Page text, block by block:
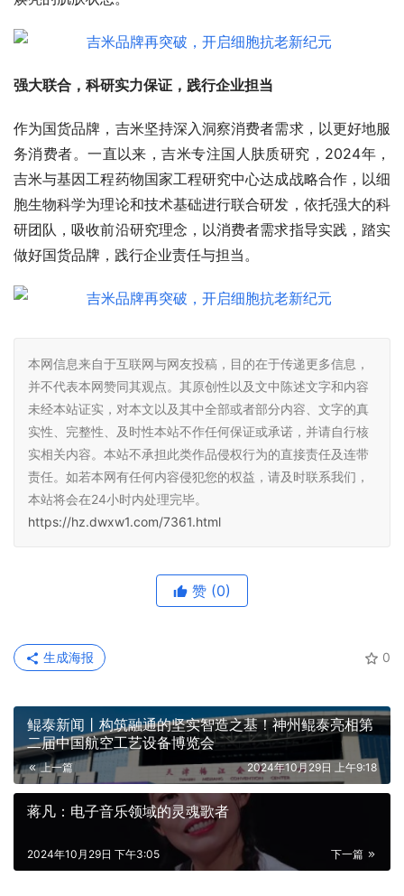
强大联合，科研实力保证，践行企业担当
作为国货品牌，吉米坚持深入洞察消费者需求，以更好地服
务消费者。一直以来，吉米专注国人肤质研究，2024年，
吉米与基因工程药物国家工程研究中心达成战略合作，以细
胞生物科学为理论和技术基础进行联合研发，依托强大的科
研团队，吸收前沿研究理念，以消费者需求指导实践，踏实
做好国货品牌，践行企业责任与担当。
本网信息来自于互联网与网友投稿，目的在于传递更多信息，
并不代表本网赞同其观点。其原创性以及文中陈述文字和内容
未经本站证实，对本文以及其中全部或者部分内容、文字的真
实性、完整性、及时性本站不作任何保证或承诺，并请自行核
实相关内容。本站不承担此类作品侵权行为的直接责任及连带
责任。如若本网有任何内容侵犯您的权益，请及时联系我们，
本站将会在24小时内处理完毕。
https://hz.dwxw1.com/7361.html
赞 (0)
0
生成海报
鲲泰新闻丨构筑融通的坚实智造之基！神州鲲泰亮相第
二届中国航空工艺设备博览会
上一篇 2024年10月29日 上午9:18
蒋凡：电子音乐领域的灵魂歌者
下一篇
2024年10月29日 下午3:05